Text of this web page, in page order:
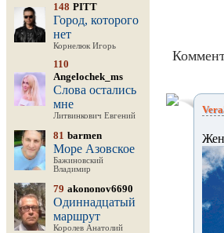
148 PITT
Город, которого
нет
Корнелюк Игорь
110
Angelochek_ms
Слова остались
мне
Литвинкович Евгений
81 barmen
Море Азовское
Бажиновский
Владимир
79 akononov6690
Одиннадцатый
маршрут
Королев Анатолий